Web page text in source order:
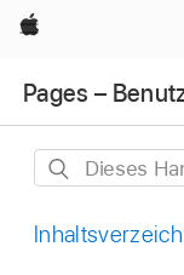
Apple
Pages –
Dieses
durchsuchen